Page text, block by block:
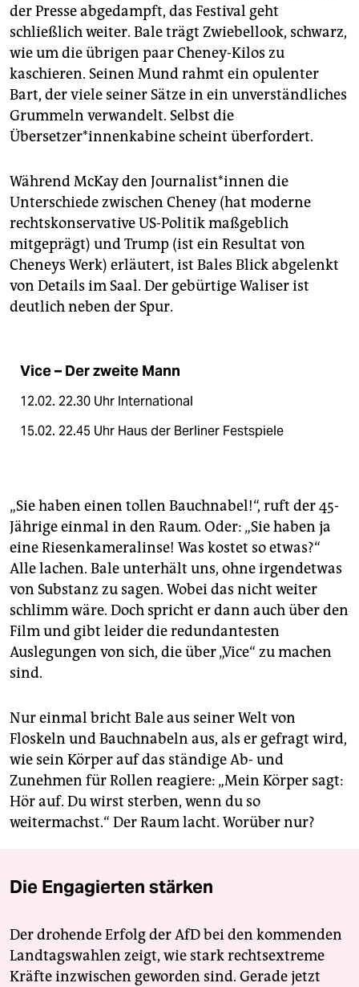
der Presse abgedampft, das Festival geht
schließlich weiter. Bale trägt Zwiebellook, schwarz,
wie um die übrigen paar Cheney-Kilos zu
kaschieren. Seinen Mund rahmt ein opulenter
Bart, der viele seiner Sätze in ein unverständliches
Grummeln verwandelt. Selbst die
Übersetzer*innenkabine scheint überfordert.
Während McKay den Journalist*innen die
Unterschiede zwischen Cheney (hat moderne
rechtskonservative US-Politik maßgeblich
mitgeprägt) und Trump (ist ein Resultat von
Cheneys Werk) erläutert, ist Bales Blick abgelenkt
von Details im Saal. Der gebürtige Waliser ist
deutlich neben der Spur.
Vice – Der zweite Mann
12.02. 22.30 Uhr International
15.02. 22.45 Uhr Haus der Berliner Festspiele
„Sie haben einen tollen Bauchnabel!“, ruft der 45-
Jährige einmal in den Raum. Oder: „Sie haben ja
eine Riesenkameralinse! Was kostet so etwas?“
Alle lachen. Bale unterhält uns, ohne irgendetwas
von Substanz zu sagen. Wobei das nicht weiter
schlimm wäre. Doch spricht er dann auch über den
Film und gibt leider die redundantesten
Auslegungen von sich, die über „Vice“ zu machen
sind.
Nur einmal bricht Bale aus seiner Welt von
Floskeln und Bauchnabeln aus, als er gefragt wird,
wie sein Körper auf das ständige Ab- und
Zunehmen für Rollen reagiere: „Mein Körper sagt:
Hör auf. Du wirst sterben, wenn du so
weitermachst.“ Der Raum lacht. Worüber nur?
Die Engagierten stärken
Der drohende Erfolg der AfD bei den kommenden
Landtagswahlen zeigt, wie stark rechtsextreme
Kräfte inzwischen geworden sind. Gerade jetzt